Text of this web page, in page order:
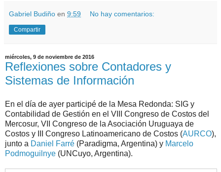
Gabriel Budiño en 9:59 No hay comentarios:
Compartir
miércoles, 9 de noviembre de 2016
Reflexiones sobre Contadores y
Sistemas de Información
En el día de ayer participé de la Mesa Redonda: SIG y
Contabilidad de Gestión en el VIII Congreso de Costos del
Mercosur, VII Congreso de la Asociación Uruguaya de
Costos y III Congreso Latinoamericano de Costos (AURCO),
junto a Daniel Farré (Paradigma, Argentina) y Marcelo
Podmoguilnye (UNCuyo, Argentina).